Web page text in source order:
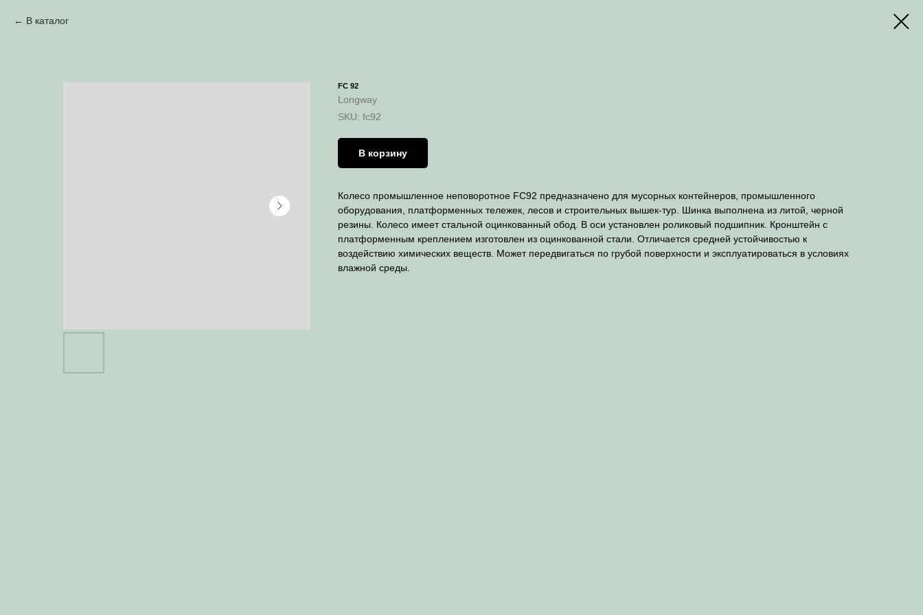
В каталог
FC 92
Longway
SKU: fc92
В корзину
Колесо промышленное неповоротное FС92 предназначено для мусорных контейнеров, промышленного
оборудования, платформенных тележек, лесов и строительных вышек-тур. Шинка выполнена из литой, черной
резины. Колесо имеет стальной оцинкованный обод. В оси установлен роликовый подшипник. Кронштейн с
платформенным креплением изготовлен из оцинкованной стали. Отличается средней устойчивостью к
воздействию химических веществ. Может передвигаться по грубой поверхности и эксплуатироваться в условиях
влажной среды.